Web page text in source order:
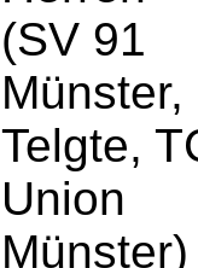
(SV 91
Münster,
Telgte,
Union
Münster)